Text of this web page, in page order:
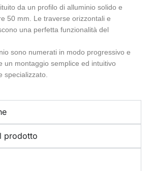
da un profilo di alluminio solido e
50 mm. Le traverse orizzontali e
una perfetta funzionalità del
sono numerati in modo progressivo e
un montaggio semplice ed intuitivo
specializzato.
prodotto